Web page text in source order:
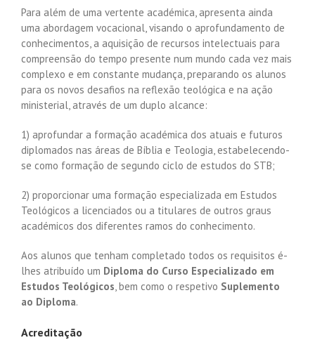
Para além de uma vertente académica, apresenta ainda
uma abordagem vocacional, visando o aprofundamento de
conhecimentos, a aquisição de recursos intelectuais para
compreensão do tempo presente num mundo cada vez mais
complexo e em constante mudança, preparando os alunos
para os novos desafios na reflexão teológica e na ação
ministerial, através de um duplo alcance:
1) aprofundar a formação académica dos atuais e futuros
diplomados nas áreas de Bíblia e Teologia, estabelecendo-
se como formação de segundo ciclo de estudos do STB;
2) proporcionar uma formação especializada em Estudos
Teológicos a licenciados ou a titulares de outros graus
académicos dos diferentes ramos do conhecimento.
Aos alunos que tenham completado todos os requisitos é-
lhes atribuído um Diploma do Curso Especializado em
Estudos Teológicos, bem como o respetivo Suplemento
ao Diploma.
Acreditação